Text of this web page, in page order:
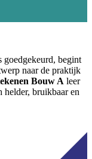
goedgekeurd, begint
naar de praktijk
Bouw A leer
helder, bruikbaar en